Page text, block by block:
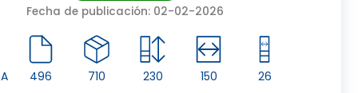
Fecha de publicación: 02-02-2026
496 710 230 150 26